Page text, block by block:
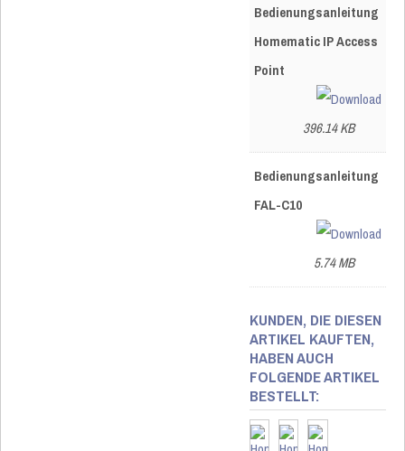
Bedienungsanleitung
Homematic IP Access
Point
396.14 KB
Bedienungsanleitung
FAL-C10
5.74 MB
KUNDEN, DIE DIESEN
ARTIKEL KAUFTEN,
HABEN AUCH
FOLGENDE ARTIKEL
BESTELLT: